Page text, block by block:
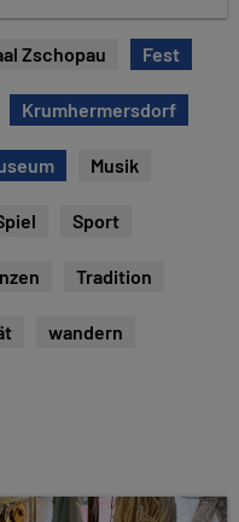
Zschopau Fest
Krumhermersdorf
Musik
Sport
Tradition
wandern